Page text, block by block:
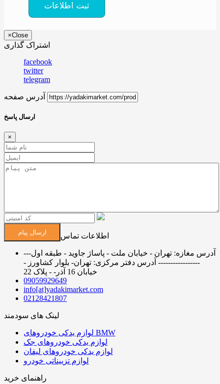
ثبت اطلاعات
×Close
اشتراک گذاری
facebook
twitter
telegram
آدرس صفحه
ارسال پاسخ
×
ارسال پیام اطلاعات تماس
آدرس مغازه: تهران - خیابان ملت - پاساژ جاوید - طبقه اول---
----------------- آدرس دفتر مرکزی: تهران- بلوار کشاورز -
خیابان 16 آذر- - پلاک 22
09059929649
info[at]yadakimarket.com
02128421807
لینک های سودمند
لوازم یدکی خودروهای BMW
لوازم یدکی خودروهای جک
لوازم یدکی خودروهای لیفان
لوازم تزییناتی خودرو
راهنمای خرید